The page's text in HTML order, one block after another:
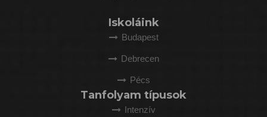
Iskoláink
Budapest
Debrecen
Pécs
Tanfolyam típusok
Intenzív